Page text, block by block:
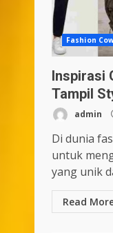
Fashion
Inspirasi
Tampil
admin
Di dunia
untuk
yang unik
Read